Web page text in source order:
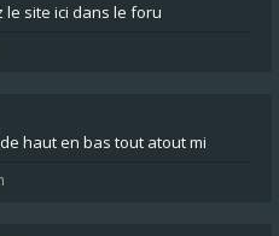
site ici dans le foru
haut en bas tout atout mi